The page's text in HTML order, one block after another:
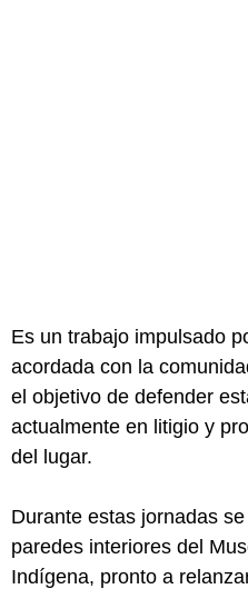
Es un trabajo impulsado
acordada con la
el objetivo de defender
actualmente en litigio y
del lugar.
Durante estas jornadas
paredes interiores del
Indígena, pronto a